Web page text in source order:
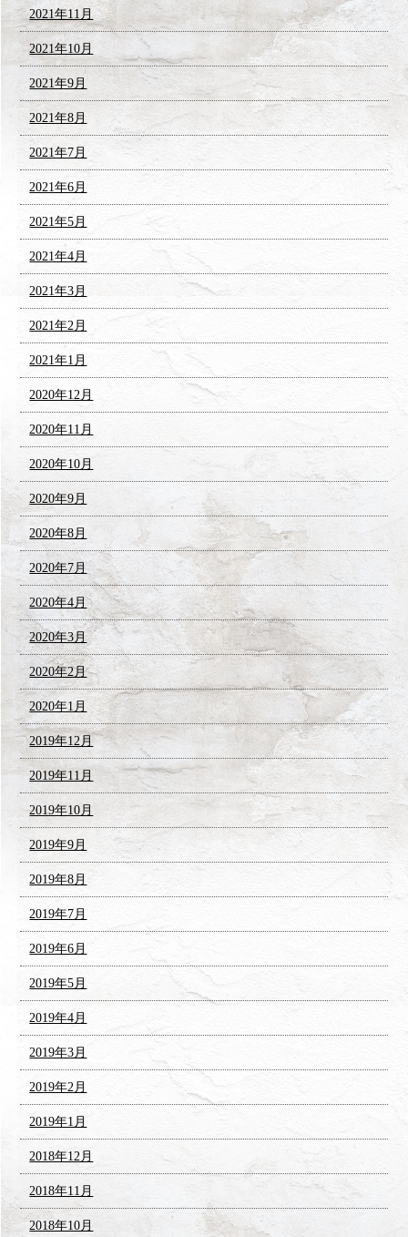
2021年11月
2021年10月
2021年9月
2021年8月
2021年7月
2021年6月
2021年5月
2021年4月
2021年3月
2021年2月
2021年1月
2020年12月
2020年11月
2020年10月
2020年9月
2020年8月
2020年7月
2020年4月
2020年3月
2020年2月
2020年1月
2019年12月
2019年11月
2019年10月
2019年9月
2019年8月
2019年7月
2019年6月
2019年5月
2019年4月
2019年3月
2019年2月
2019年1月
2018年12月
2018年11月
2018年10月